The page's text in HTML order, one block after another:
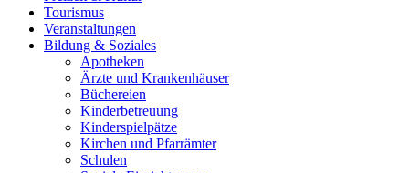
Tourismus
Veranstaltungen
Bildung & Soziales
Apotheken
Ärzte und Krankenhäuser
Büchereien
Kinderbetreuung
Kinderspielpätze
Kirchen und Pfarrämter
Schulen